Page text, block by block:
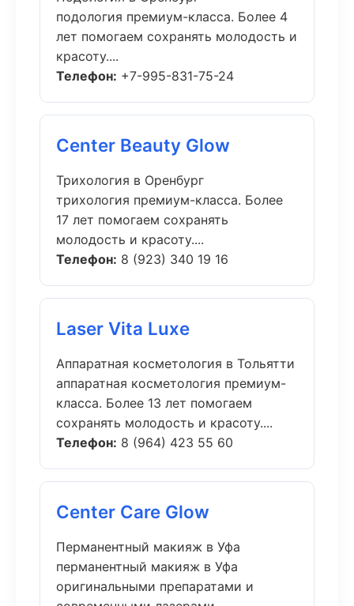
подология премиум-класса. Более 4
лет помогаем сохранять молодость и
красоту....
Телефон: +7-995-831-75-24
Center Beauty Glow
Трихология в Оренбург
трихология премиум-класса. Более
17 лет помогаем сохранять
молодость и красоту....
Телефон: 8 (923) 340 19 16
Laser Vita Luxe
Аппаратная косметология в Тольятти
аппаратная косметология премиум-
класса. Более 13 лет помогаем
сохранять молодость и красоту....
Телефон: 8 (964) 423 55 60
Center Care Glow
Перманентный макияж в Уфа
перманентный макияж в Уфа
оригинальными препаратами и